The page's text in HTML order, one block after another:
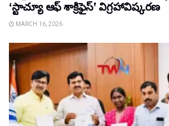
‘స్టాచ్యూ ఆఫ్ శాక్రిఫైస్’ విగ్రహావిష్కరణ
MARCH 16, 2026